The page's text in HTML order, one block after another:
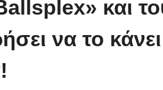
πρόσφυγας που
Ιωαννίδη να
και
να το